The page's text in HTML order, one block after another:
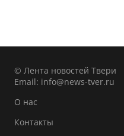
© Лента новостей Твери
Email: info@news-tver.ru
О нас
Контакты